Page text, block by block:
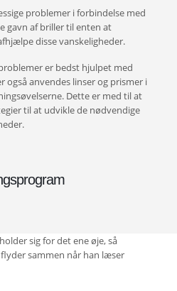
problemer i forbindelse med
gavn af briller til enten at
disse vanskeligheder.
er bedst hjulpet med
anvendes linser og prismer i
Dette er med til at
til at udvikle de nødvendige